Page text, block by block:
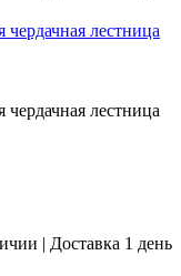
лестница
лестница
| Доставка 1 день